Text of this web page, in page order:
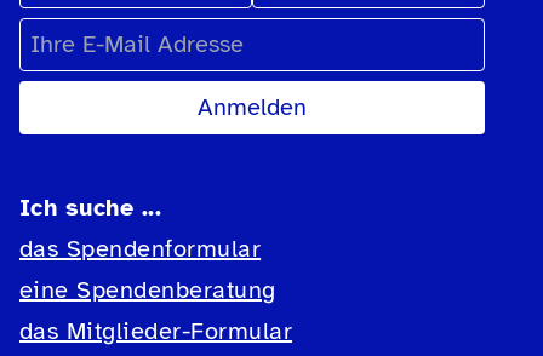
E-Mail Adresse
Ich suche ...
das Spendenformular
eine Spendenberatung
das Mitglieder-Formular